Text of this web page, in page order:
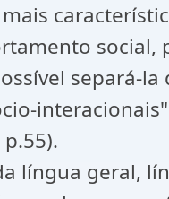
social,
separá-la
língua geral,